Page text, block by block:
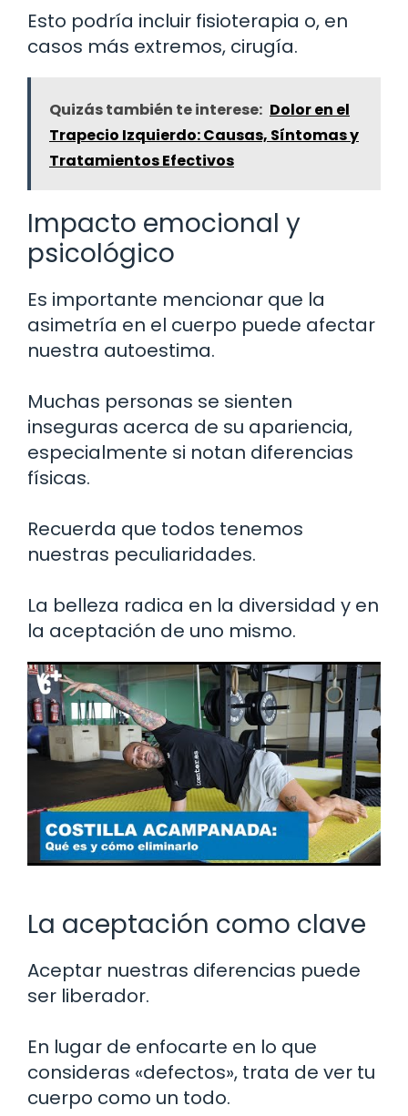
Esto podría incluir fisioterapia o, en
casos más extremos, cirugía.
Quizás también te interese: Dolor en el
Trapecio Izquierdo: Causas, Síntomas y
Tratamientos Efectivos
Impacto emocional y
psicológico
Es importante mencionar que la
asimetría en el cuerpo puede afectar
nuestra autoestima.
Muchas personas se sienten
inseguras acerca de su apariencia,
especialmente si notan diferencias
físicas.
Recuerda que todos tenemos
nuestras peculiaridades.
La belleza radica en la diversidad y en
la aceptación de uno mismo.
La aceptación como clave
Aceptar nuestras diferencias puede
ser liberador.
En lugar de enfocarte en lo que
consideras «defectos», trata de ver tu
cuerpo como un todo.